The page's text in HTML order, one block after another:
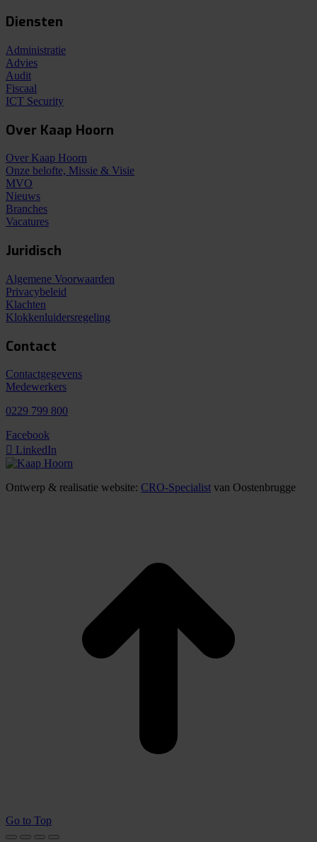
Diensten
Administratie
Advies
Audit
Fiscaal
ICT Security
Over Kaap Hoorn
Over Kaap Hoorn
Onze belofte, Missie & Visie
MVO
Nieuws
Branches
Vacatures
Juridisch
Algemene Voorwaarden
Privacybeleid
Klachten
Klokkenluidersregeling
Contact
Contactgegevens
Medewerkers
0229 799 800
Facebook
LinkedIn
Ontwerp & realisatie website: CRO-Specialist van Oostenbrugge
Go to Top